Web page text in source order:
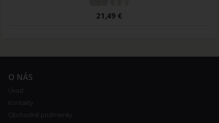
21,49 €
O NÁS
Úvod
Kontakty
Obchodné podmienky